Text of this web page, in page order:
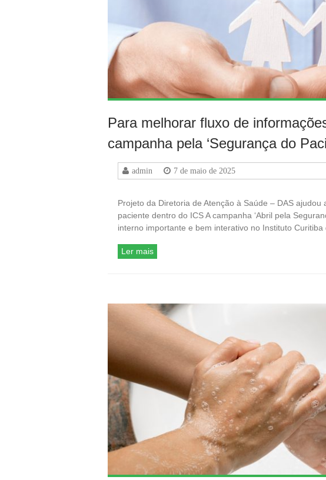
Para melhorar fluxo de
campanha pela ‘Segurança do
admin 7 de maio de 2025
Projeto da Diretoria de Atenção à Saúde – DAS
paciente dentro do ICS A campanha ‘Abril pela
interno importante e bem interativo no Instituto
Ler mais